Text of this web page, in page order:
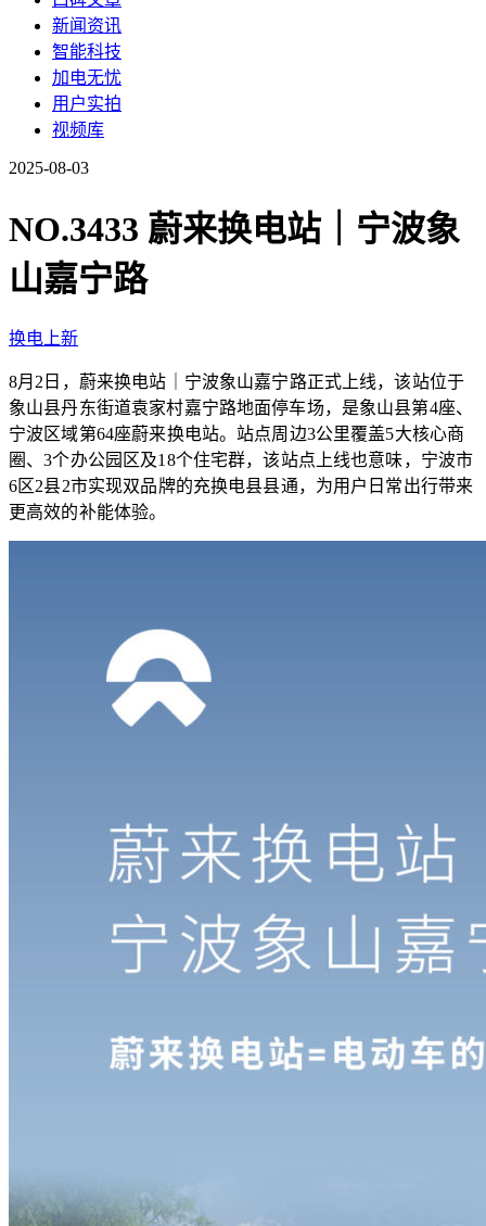
新闻资讯
智能科技
加电无忧
用户实拍
视频库
2025-08-03
NO.3433 蔚来换电站｜宁波象
山嘉宁路
换电上新
8月2日，蔚来换电站｜宁波象山嘉宁路正式上线，该站位于
象山县丹东街道袁家村嘉宁路地面停车场，是象山县第4座、
宁波区域第64座蔚来换电站。站点周边3公里覆盖5大核心商
圈、3个办公园区及18个住宅群，该站点上线也意味，宁波市
6区2县2市实现双品牌的充换电县县通，为用户日常出行带来
更高效的补能体验。